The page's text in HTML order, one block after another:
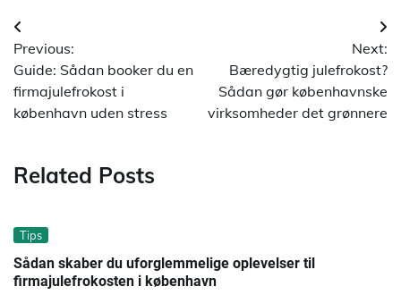
Indlægsnavigation
Previous:
Guide: Sådan booker du en
firmajulefrokost i
københavn uden stress
Next:
Bæredygtig julefrokost?
Sådan gør københavnske
virksomheder det grønnere
Related Posts
Tips
Sådan skaber du uforglemmelige oplevelser til
firmajulefrokosten i københavn